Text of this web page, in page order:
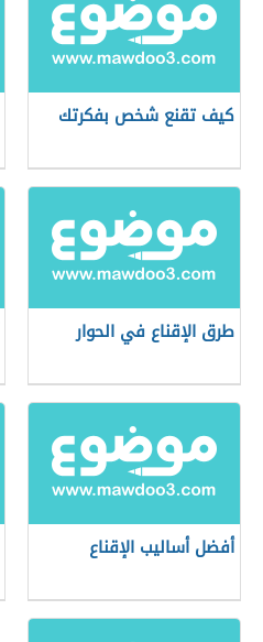
كيف تقنع شخص بفكرتك
طرق الإقناع في الحوار
أفضل أساليب الإقناع